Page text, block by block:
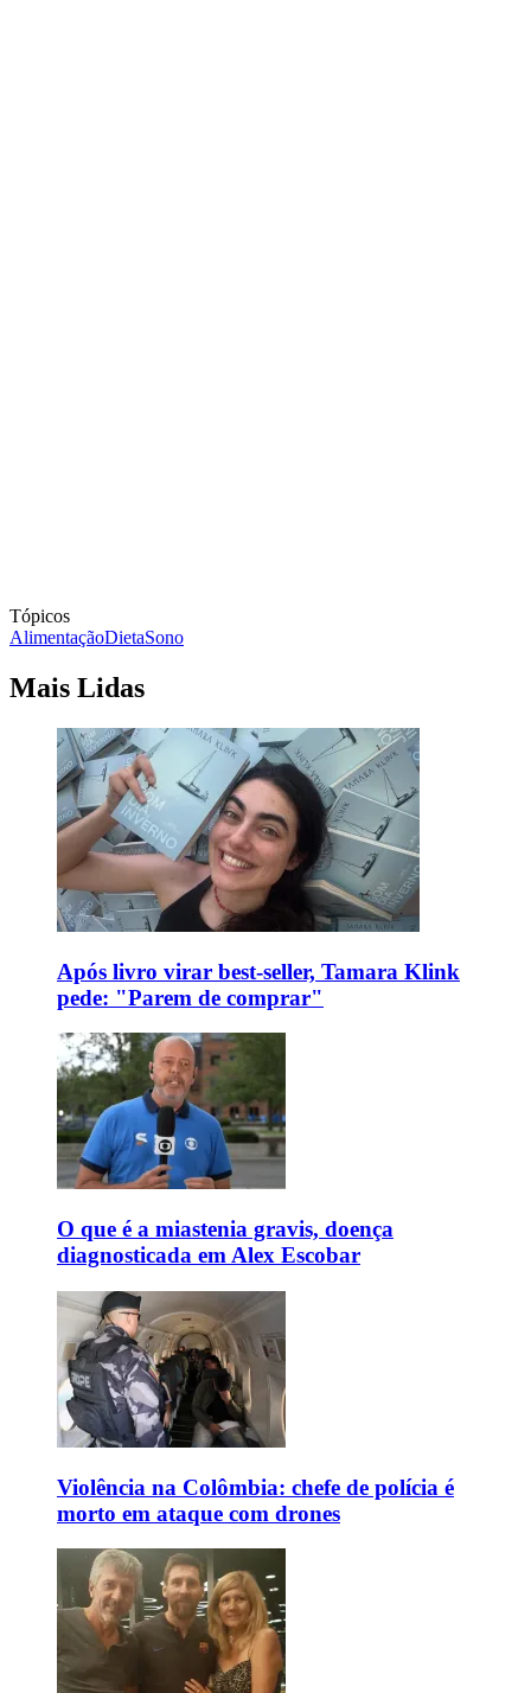
Tópicos
AlimentaçãoDietaSono
Mais Lidas
Após livro virar best-seller, Tamara Klink
pede: "Parem de comprar"
O que é a miastenia gravis, doença
diagnosticada em Alex Escobar
Violência na Colômbia: chefe de polícia é
morto em ataque com drones